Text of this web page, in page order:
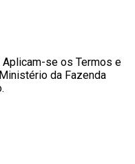
se os Termos e
da Fazenda